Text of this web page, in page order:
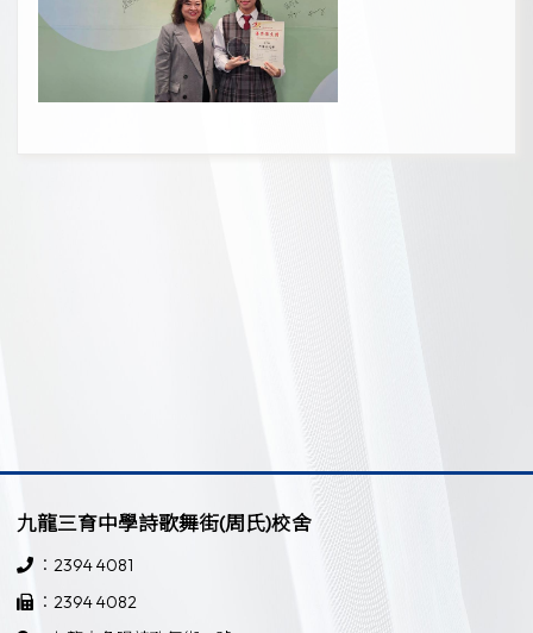
九龍三育中學詩歌舞街(周氏)校舍
：2394 4081
：2394 4082